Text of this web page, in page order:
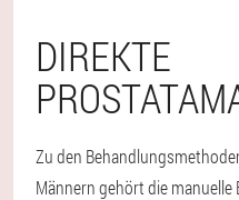
DIREKTE
Zu den
Männern gehört die